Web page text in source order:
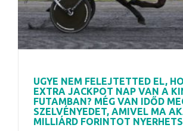
UGYE NEM FELEJTETTED EL,
EXTRA JACKPOT NAP VAN A
FUTAMBAN? MÉG VAN IDŐD
SZELVÉNYEDET, AMIVEL MA
MILLIÁRD FORINTOT